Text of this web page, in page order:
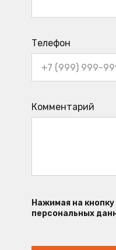
Телефон
Комментарий
Нажимая на
персональных